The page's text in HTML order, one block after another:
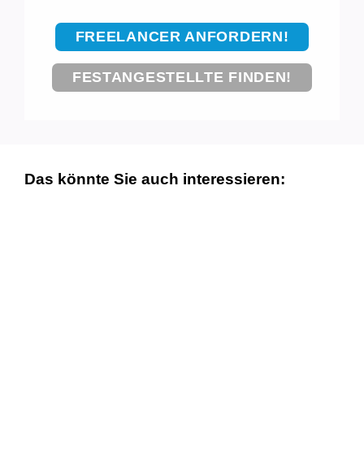
FREELANCER ANFORDERN!
FESTANGESTELLTE FINDEN!
Das könnte Sie auch interessieren: